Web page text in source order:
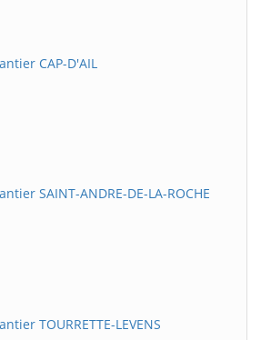
CAP-D'AIL
SAINT-ANDRE-DE-LA-ROCHE
TOURRETTE-LEVENS